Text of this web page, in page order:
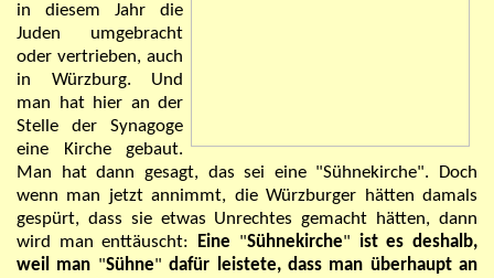
in diesem Jahr die
Juden umgebracht
oder vertrieben, auch
in Würzburg. Und
man hat hier an der
Stelle der Synagoge
eine Kirche gebaut.
Man hat dann gesagt, das sei eine "Sühnekirche". Doch
wenn man jetzt annimmt, die Würzburger hätten damals
gespürt, dass sie etwas Unrechtes gemacht hätten, dann
wird man enttäuscht:
Eine "Sühnekirche" ist es deshalb,
weil man "Sühne" dafür leistete, dass man überhaupt an